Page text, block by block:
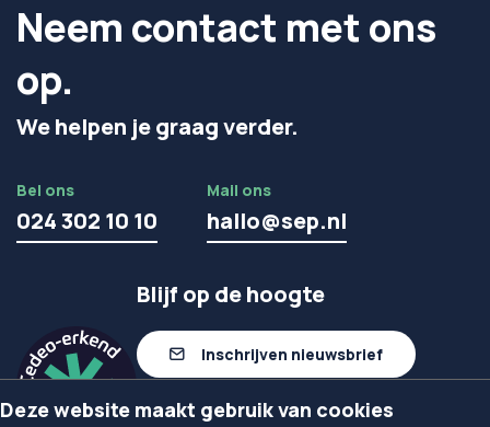
Neem contact met ons
op.
We helpen je graag verder.
Bel ons
024 302 10 10
Mail ons
hallo@sep.nl
Blijf op de hoogte
Inschrijven nieuwsbrief
Deze website maakt gebruik van cookies